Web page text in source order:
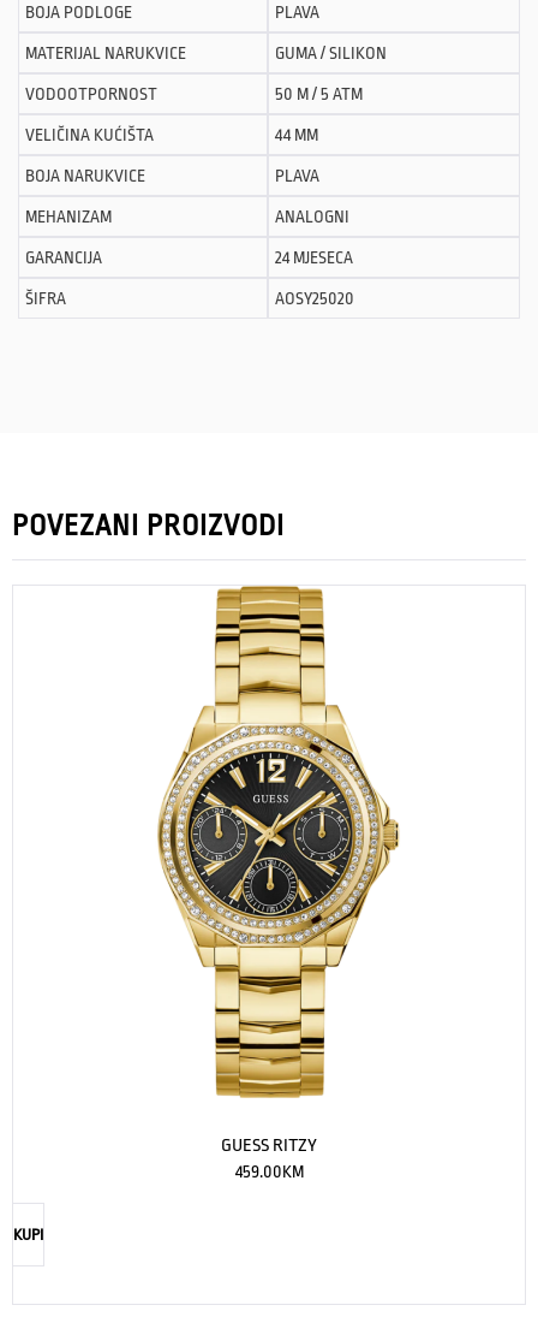
BOJA PODLOGE PLAVA
MATERIJAL NARUKVICE GUMA / SILIKON
VODOOTPORNOST 50 M / 5 ATM
VELIČINA KUĆIŠTA 44 MM
BOJA NARUKVICE PLAVA
MEHANIZAM ANALOGNI
GARANCIJA 24 MJESECA
ŠIFRA AOSY25020
POVEZANI PROIZVODI
GUESS RITZY
459.00KM
KUPI